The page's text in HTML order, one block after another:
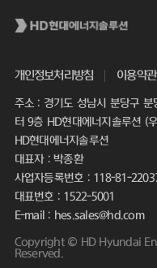
개인정보처리방침 이용약관
주소 : 경기도 성남시 분당구
터 9층 HD현대에너지솔루션 (
HD현대에너지솔루션
대표자 : 박종환
사업자등록번호 : 118-81-
대표번호 : 1522-5001
E-mail : hes.sales@hd.com
Copyright © HD Hyundai
Reserved.